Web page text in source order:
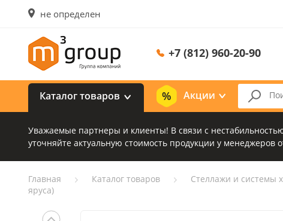
не определен
+7 (812) 960-20-90
Каталог товаров Акции
Уважаемые партнеры и клиенты! В связи с
уточняйте актуальную стоимость продукции у менеджеров
Главная Каталог товаров Стеллажи и системы
яруса)